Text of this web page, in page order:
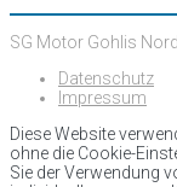
SG Motor Gohlis
Datenschutz
Impressum
Diese Website
ohne die Cookie-
Sie der Verwendung